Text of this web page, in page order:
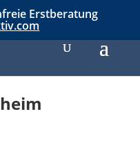
Erstberatung